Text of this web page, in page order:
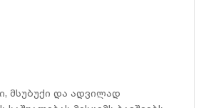
მსუბუქი და ადვილად